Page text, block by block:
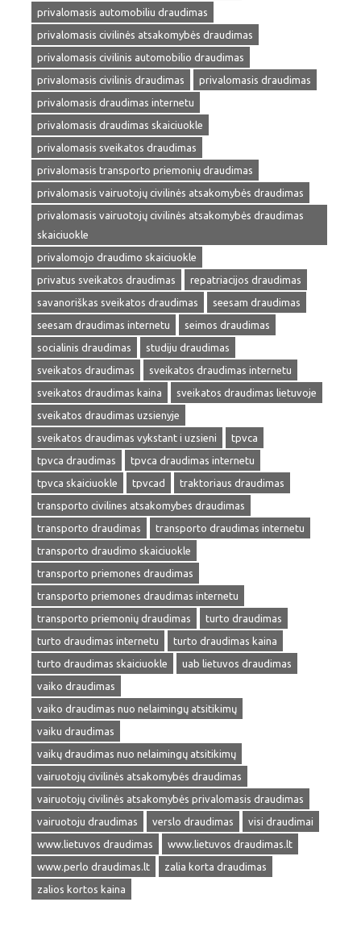
privalomasis automobiliu draudimas
privalomasis civilinės atsakomybės draudimas
privalomasis civilinis automobilio draudimas
privalomasis civilinis draudimas
privalomasis draudimas
privalomasis draudimas internetu
privalomasis draudimas skaiciuokle
privalomasis sveikatos draudimas
privalomasis transporto priemonių draudimas
privalomasis vairuotojų civilinės atsakomybės draudimas
privalomasis vairuotojų civilinės atsakomybės draudimas
skaiciuokle
privalomojo draudimo skaiciuokle
privatus sveikatos draudimas
repatriacijos draudimas
savanoriškas sveikatos draudimas
seesam draudimas
seesam draudimas internetu
seimos draudimas
socialinis draudimas
studiju draudimas
sveikatos draudimas
sveikatos draudimas internetu
sveikatos draudimas kaina
sveikatos draudimas lietuvoje
sveikatos draudimas uzsienyje
sveikatos draudimas vykstant i uzsieni
tpvca
tpvca draudimas
tpvca draudimas internetu
tpvca skaiciuokle
tpvcad
traktoriaus draudimas
transporto civilines atsakomybes draudimas
transporto draudimas
transporto draudimas internetu
transporto draudimo skaiciuokle
transporto priemones draudimas
transporto priemones draudimas internetu
transporto priemonių draudimas
turto draudimas
turto draudimas internetu
turto draudimas kaina
turto draudimas skaiciuokle
uab lietuvos draudimas
vaiko draudimas
vaiko draudimas nuo nelaimingų atsitikimų
vaiku draudimas
vaikų draudimas nuo nelaimingų atsitikimų
vairuotojų civilinės atsakomybės draudimas
vairuotojų civilinės atsakomybės privalomasis draudimas
vairuotoju draudimas
verslo draudimas
visi draudimai
www.lietuvos draudimas
www.lietuvos draudimas.lt
www.perlo draudimas.lt
zalia korta draudimas
zalios kortos kaina